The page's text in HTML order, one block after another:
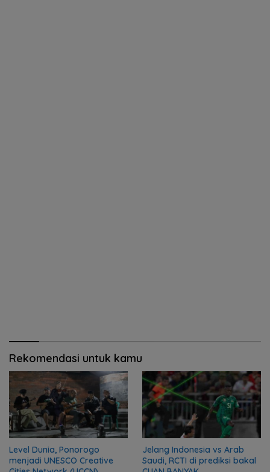
Rekomendasi untuk kamu
Level Dunia, Ponorogo
menjadi UNESCO Creative
Jelang Indonesia vs Arab
Saudi, RCTI di prediksi bakal